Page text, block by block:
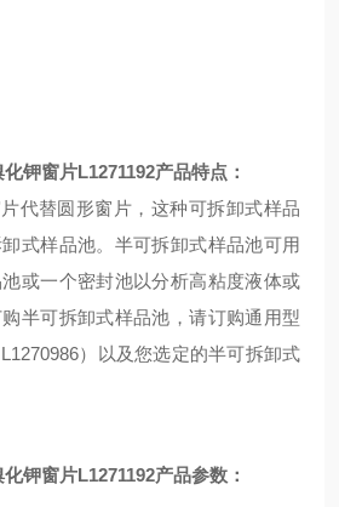
化钾窗片L1271192产品特点：
代替圆形窗片，这种可拆卸式样品
式样品池。半可拆卸式样品池可用
或一个密封池以分析高粘度液体或
半可拆卸式样品池，请订购通用型
）以及您选定的半可拆卸式
化钾窗片L1271192产品参数：